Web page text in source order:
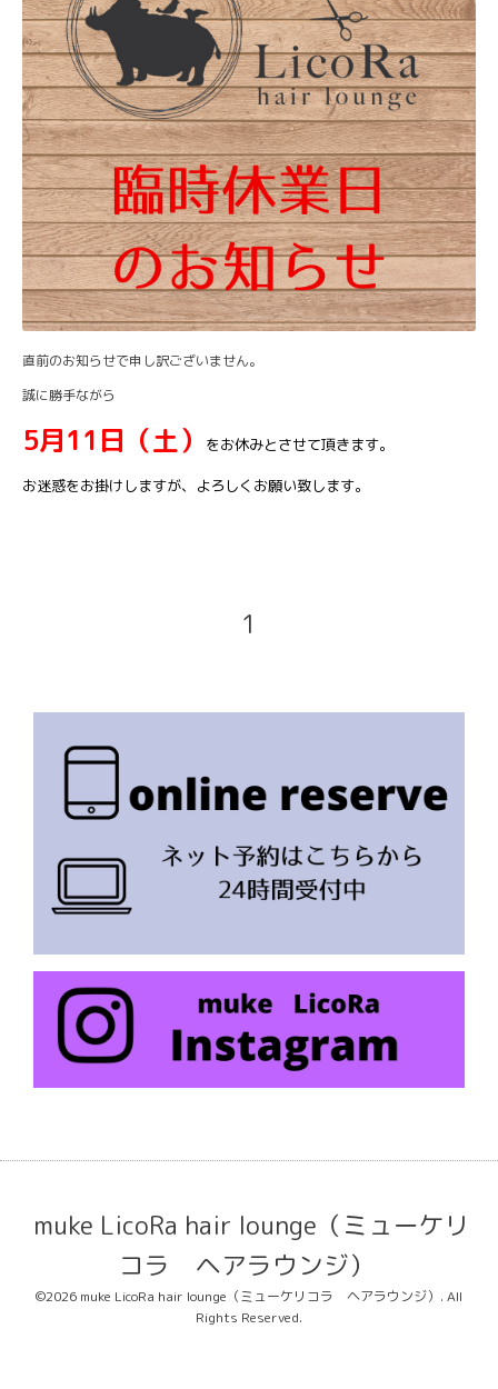
直前のお知らせで申し訳ございません。
誠に勝手ながら
5月11日（土） をお休みとさせて頂きます。
お迷惑をお掛けしますが、よろしくお願い致します。
1
muke LicoRa hair lounge（ミューケリ
コラ ヘアラウンジ）
©2026 muke LicoRa hair lounge（ミューケリコラ ヘアラウンジ） . All
Rights Reserved.